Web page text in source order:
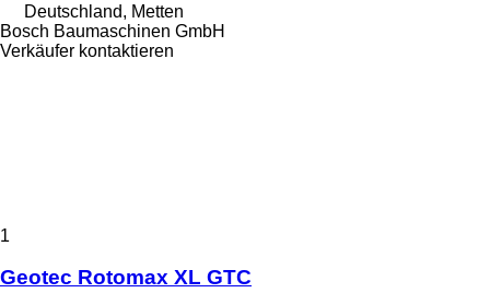
Deutschland, Metten
Bosch Baumaschinen GmbH
Verkäufer kontaktieren
1
Geotec Rotomax XL GTC